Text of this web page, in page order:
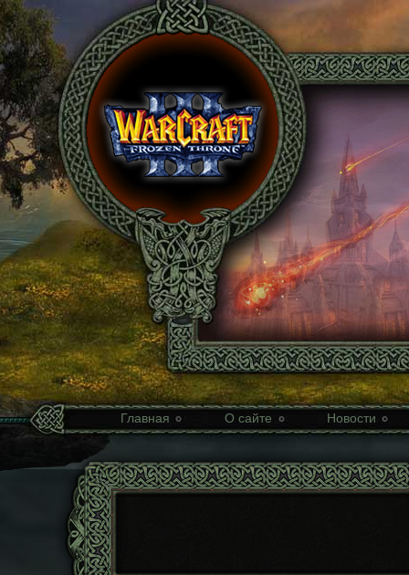
Главная О сайте Новости